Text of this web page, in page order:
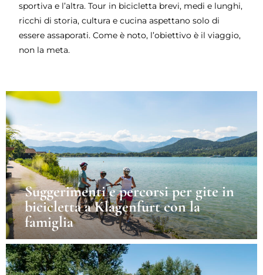
sportiva e l’altra. Tour in bicicletta brevi, medi e lunghi,
ricchi di storia, cultura e cucina aspettano solo di
essere assaporati. Come è noto, l’obiettivo è il viaggio,
non la meta.
Suggerimenti e percorsi per gite in
bicicletta a Klagenfurt con la
famiglia